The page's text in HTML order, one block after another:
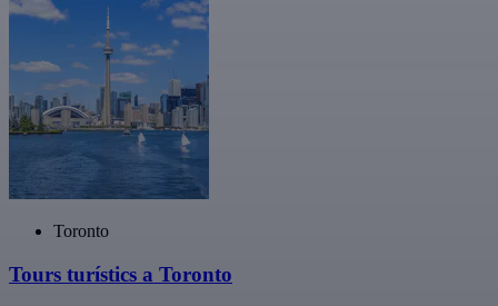
Toronto
Tours turístics a Toronto